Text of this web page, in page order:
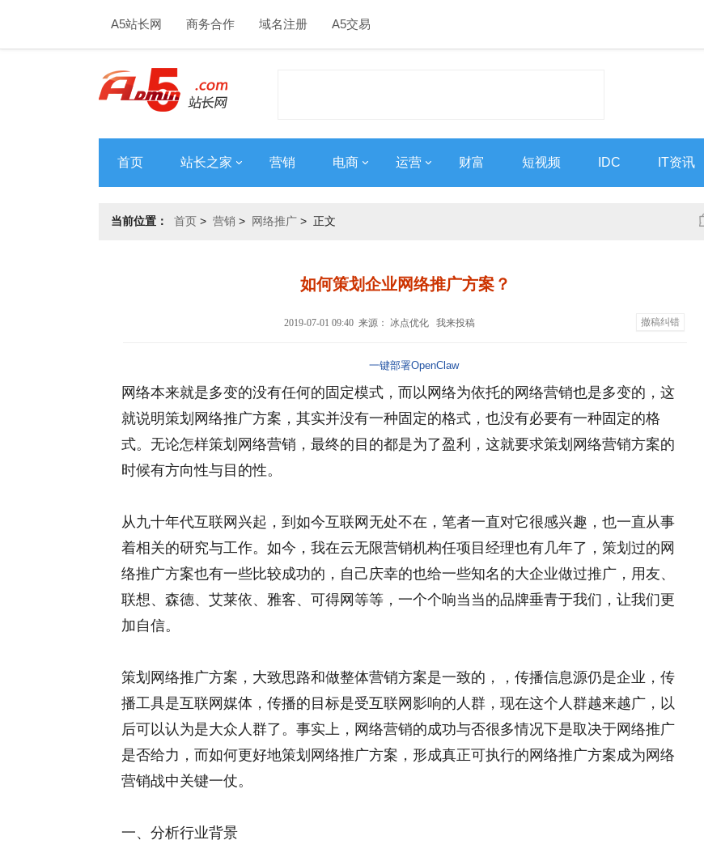
A5站长网 商务合作 域名注册 A5交易
首页 站长之家 营销 电商 运营 财富 短视频 IDC IT资讯
当前位置： 首页 > 营销 > 网络推广 > 正文
如何策划企业网络推广方案？
2019-07-01 09:40 来源： 冰点优化 我来投稿 撤稿纠错
一键部署OpenClaw
网络本来就是多变的没有任何的固定模式，而以网络为依托的网络营销也是多变的，这
就说明策划网络推广方案，其实并没有一种固定的格式，也没有必要有一种固定的格
式。无论怎样策划网络营销，最终的目的都是为了盈利，这就要求策划网络营销方案的
时候有方向性与目的性。
从九十年代互联网兴起，到如今互联网无处不在，笔者一直对它很感兴趣，也一直从事
着相关的研究与工作。如今，我在云无限营销机构任项目经理也有几年了，策划过的网
络推广方案也有一些比较成功的，自己庆幸的也给一些知名的大企业做过推广，用友、
联想、森德、艾莱依、雅客、可得网等等，一个个响当当的品牌垂青于我们，让我们更
加自信。
策划网络推广方案，大致思路和做整体营销方案是一致的，，传播信息源仍是企业，传
播工具是互联网媒体，传播的目标是受互联网影响的人群，现在这个人群越来越广，以
后可以认为是大众人群了。事实上，网络营销的成功与否很多情况下是取决于网络推广
是否给力，而如何更好地策划网络推广方案，形成真正可执行的网络推广方案成为网络
营销战中关键一仗。
一、分析行业背景